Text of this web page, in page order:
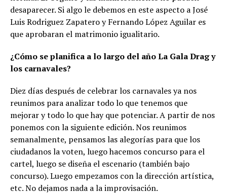
desaparecer. Si algo le debemos en este aspecto a José
Luis Rodriguez Zapatero y Fernando López Aguilar es
que aprobaran el matrimonio igualitario.
¿Cómo se planifica a lo largo del año La Gala Drag y
los carnavales?
Diez días después de celebrar los carnavales ya nos
reunimos para analizar todo lo que tenemos que
mejorar y todo lo que hay que potenciar. A partir de nos
ponemos con la siguiente edición. Nos reunimos
semanalmente, pensamos las alegorías para que los
ciudadanos la voten, luego hacemos concurso para el
cartel, luego se diseña el escenario (también bajo
concurso). Luego empezamos con la dirección artística,
etc. No dejamos nada a la improvisación.